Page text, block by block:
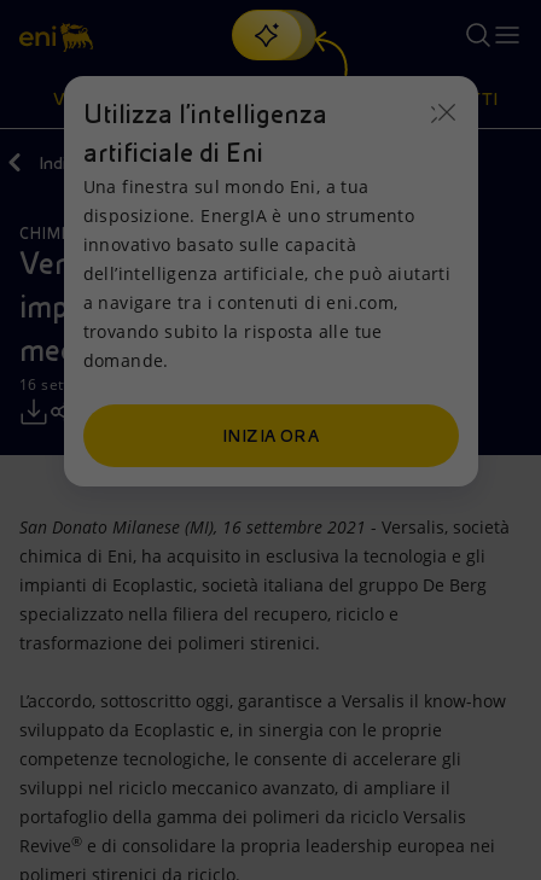
Cerca
scopri EnergIA, la nostra nuova soluzione di intelligenza
artificiale.
VISIONE
Visione
Mission e valori
Persone e Partnership
Net Zero
Modello satellitare
Energia accessibile
Innovazione
Azioni
Diversificazione energetica
Tecnologie per la transizione
Collaborazioni per l'innovazione
Attività nel mondo
PRODOTTI
Prodotti
Casa
Imprese
Mobilità
Indietro Media Comunicati Stampa
CHIMICA ECONOMIA CIRCOLARE
Versalis acquisisce tecnologie e
impianti per il nuovo polo di riciclo
meccanico a Porto Marghera
16 settembre 2021 - 13:00 CEST
San Donato Milanese (MI), 16 settembre 2021 - Versalis, società
chimica di Eni, ha acquisito in esclusiva la tecnologia e gli
impianti di Ecoplastic, società italiana del gruppo De Berg
specializzato nella filiera del recupero, riciclo e
trasformazione dei polimeri stirenici.
L’accordo, sottoscritto oggi, garantisce a Versalis il know-how
sviluppato da Ecoplastic e, in sinergia con le proprie
competenze tecnologiche, le consente di accelerare gli
sviluppi nel riciclo meccanico avanzato, di ampliare il
portafoglio della gamma dei polimeri da riciclo Versalis
Revive® e di consolidare la propria leadership europea nei
polimeri stirenici da riciclo.
Utilizza l'intelligenza
artificiale di Eni
Una finestra sul mondo Eni, a tua
disposizione. EnergIA è uno strumento
innovativo basato sulle capacità
dell’intelligenza artificiale, che può aiutarti
a navigare tra i contenuti di eni.com,
trovando subito la risposta alle tue
domande.
INIZIA ORA